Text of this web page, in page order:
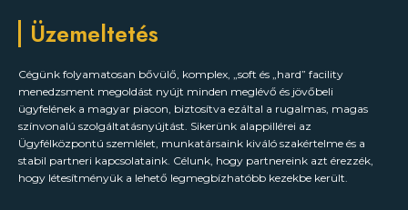
Üzemeltetés
Cégünk folyamatosan bővülő, komplex, „soft és „hard” facility
menedzsment megoldást nyújt minden meglévő és jövőbeli
ügyfelének a magyar piacon, biztosítva ezáltal a rugalmas, magas
színvonalú szolgáltatásnyújtást. Sikerünk alappillérei az
Ügyfélközpontú szemlélet, munkatársaink kiváló szakértelme és a
stabil partneri kapcsolataink. Célunk, hogy partnereink azt érezzék,
hogy létesítményük a lehető legmegbízhatóbb kezekbe került.